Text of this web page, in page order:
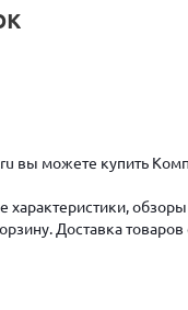
вы можете купить
характеристики,
Доставка